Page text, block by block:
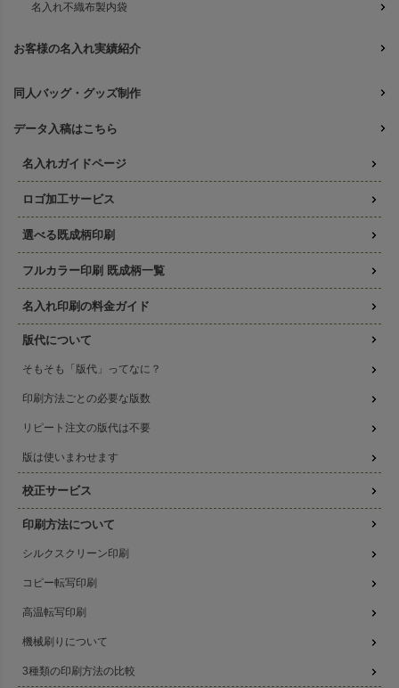
名入れ不織布製内袋
お客様の名入れ実績紹介
同人バッグ・グッズ制作
データ入稿はこちら
名入れガイドページ
ロゴ加工サービス
選べる既成柄印刷
フルカラー印刷 既成柄一覧
名入れ印刷の料金ガイド
版代について
そもそも「版代」ってなに？
印刷方法ごとの必要な版数
リピート注文の版代は不要
版は使いまわせます
校正サービス
印刷方法について
シルクスクリーン印刷
コピー転写印刷
高温転写印刷
機械刷りについて
3種類の印刷方法の比較